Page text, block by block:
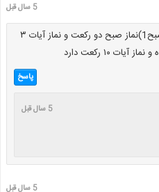
5 سال قبل
تفاوت های نماز آیات و نماز صبح1)نماز صبح دو رکعت و نماز آیات ۳
پاسخ
5 سال قبل
5 سال قبل